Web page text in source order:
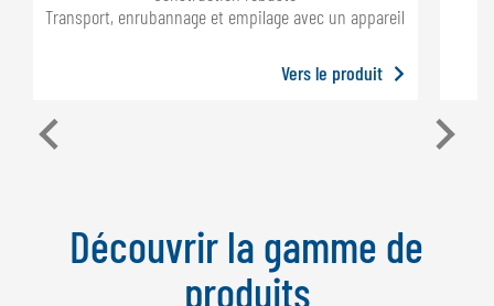
Transport, enrubannage et empilage avec un appareil
Vers le produit
Découvrir la gamme de
produits